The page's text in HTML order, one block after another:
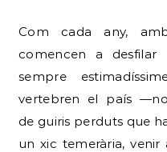
Com cada any, amb l’arribada de l’estiu, ja
comencen a desfilar
sempre
vertebren el país
de guiris perduts que
un xic temerària, venir